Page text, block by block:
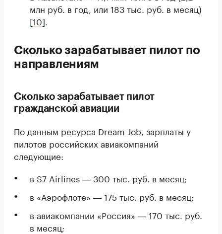
млн руб. в год, или 183 тыс. руб. в месяц)
[10]
Сколько зарабатывает пилот по
направлениям
Сколько зарабатывает пилот
гражданской авиации
По данным ресурса Dream Job, зарплаты у
пилотов российских авиакомпаний
следующие:
в S7 Airlines ― 300 тыс. руб. в месяц;
в «Аэрофлоте» ― 175 тыс. руб. в месяц;
в авиакомпании «Россия» ― 170 тыс. руб.
в месяц;